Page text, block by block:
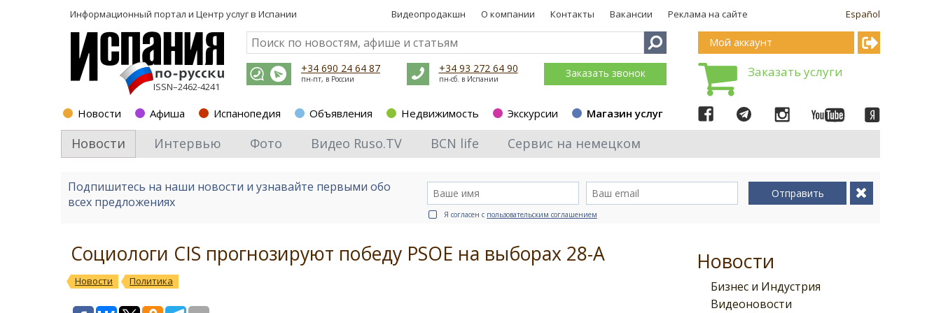
Информационный портал и Центр услуг в Испании Español
Видеопродакшн О компании Контакты Вакансии Реклама на сайте
ISSN–2462-4241
+34 690 24 64 87
пн-пт, в России
+34 93 272 64 90
пн-сб. в Испании Заказать звонок
Новости Афиша Испанопедия Объявления Недвижимость Экскурсии Магазин услуг
Мой аккаунт
Заказать услуги
Новости Интервью Фото Видео Ruso.TV BCN life Сервис на немецком
Подпишитесь на наши новости и узнавайте первыми обо
всех предложениях
Отправить
Я согласен с пользовательским соглашением
Новости
Бизнес и Индустрия
Видеоновости
Социологи CIS прогнозируют победу PSOE на выборах 28-А
Новости Политика